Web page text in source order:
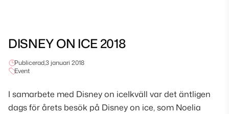
DISNEY ON ICE 2018
Publicerad,3 januari 2018
Event
I samarbete med Disney on iceIkväll var det äntligen
dags för årets besök på Disney on ice, som Noelia